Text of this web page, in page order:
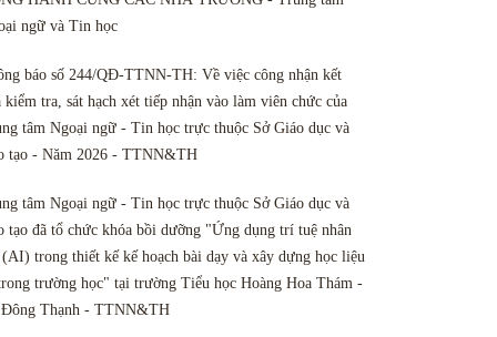
ngữ và Tin học
báo số 244/QĐ-TTNN-TH: Về việc công nhận kết
kiểm tra, sát hạch xét tiếp nhận vào làm viên chức của
tâm Ngoại ngữ - Tin học trực thuộc Sở Giáo dục và
tạo - Năm 2026 - TTNN&TH
tâm Ngoại ngữ - Tin học trực thuộc Sở Giáo dục và
tạo đã tổ chức khóa bồi dưỡng "Ứng dụng trí tuệ nhân
(AI) trong thiết kế kế hoạch bài dạy và xây dựng học liệu
trường học" tại trường Tiểu học Hoàng Hoa Thám -
Thạnh - TTNN&TH